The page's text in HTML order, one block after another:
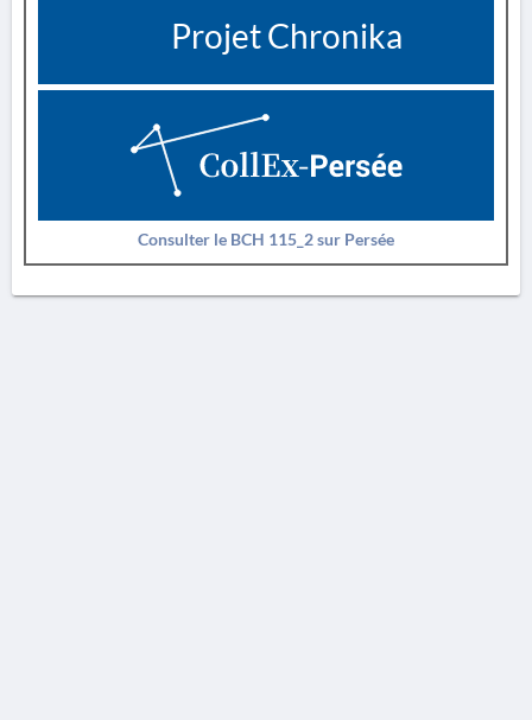
Projet Chronika
Consulter le BCH 115_2 sur Persée